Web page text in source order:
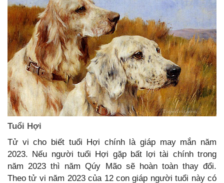
Tuổi Hợi
Tử vi cho biết tuổi Hợi chính là giáp may mắn năm
2023. Nếu người tuổi Hợi gặp bất lợi tài chính trong
năm 2023 thì năm Qúy Mão sẽ hoàn toàn thay đổi.
Theo tử vi năm 2023 của 12 con giáp người tuổi này có